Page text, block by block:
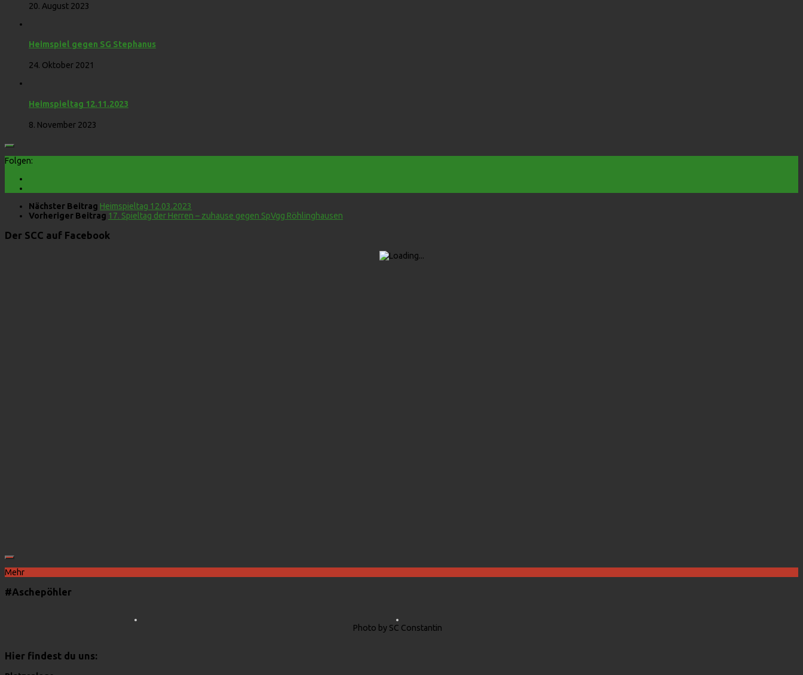
20. August 2023
Heimspiel gegen SG Stephanus
24. Oktober 2021
Heimspieltag 12.11.2023
8. November 2023
Folgen:
Nächster Beitrag Heimspieltag 12.03.2023
Vorheriger Beitrag 17. Spieltag der Herren – zuhause gegen SpVgg Röhlinghausen
Der SCC auf Facebook
Mehr
#Aschepöhler
Photo by SC Constantin
Hier findest du uns: